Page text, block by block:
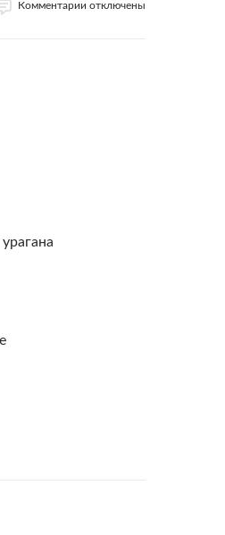
Комментарии отключены